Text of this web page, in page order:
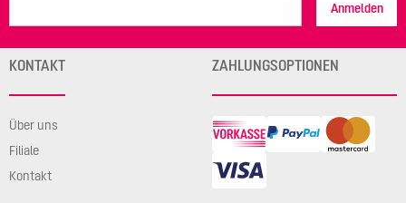
Anmelden
KONTAKT
Über uns
Filiale
Kontakt
ZAHLUNGSOPTIONEN